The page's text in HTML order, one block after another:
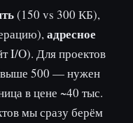
(150 vs 300 КБ),
адресное
I/O). Для проектов
500 — нужен
в цене ~40 тыс.
мы сразу берём